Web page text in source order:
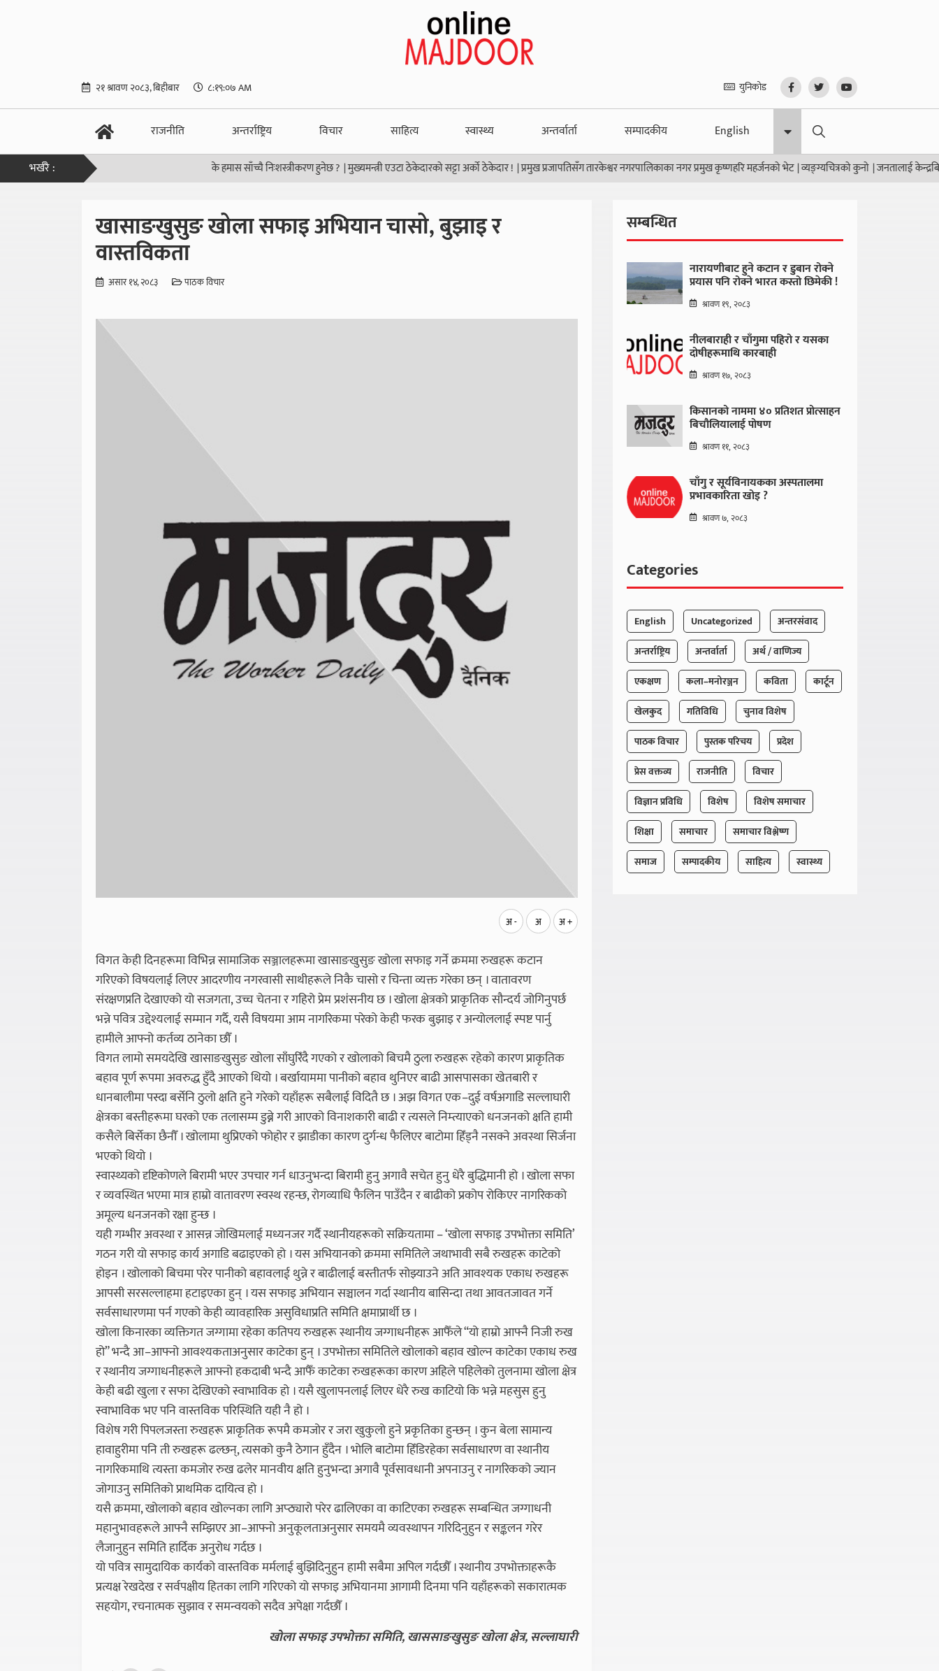
२१ श्रावण २०८३, बिहीबार ८:१९:०७ AM युनिकोड
राजनीति अन्तर्राष्ट्रिय विचार साहित्य स्वास्थ्य अन्तर्वार्ता सम्पादकीय
English
भर्खरै :
के हमास साँच्चै निःशस्त्रीकरण हुनेछ ? |मुख्यमन्त्री एउटा ठेकेदारको सट्टा अर्को ठेकेदार ! |प्रमुख प्रजापतिसँग तारकेश्वर नगरपालिकाका नगर प्रमुख कृष्णहरि महर्जनको भेट |व्यङ्ग्यचित्रको कुनो |जनतालाई केन्द्रबिन्दुमा
खासाङखुसुङ खोला सफाइ अभियान चासो, बुझाइ र
वास्तविकता
असार १४, २०८३ पाठक विचार
अ - अ अ +
विगत केही दिनहरूमा विभिन्न सामाजिक सञ्जालहरूमा खासाङखुसुङ खोला सफाइ गर्ने क्रममा रुखहरू कटान
गरिएको विषयलाई लिएर आदरणीय नगरवासी साथीहरूले निकै चासो र चिन्ता व्यक्त गरेका छन् । वातावरण
संरक्षणप्रति देखाएको यो सजगता, उच्च चेतना र गहिरो प्रेम प्रशंसनीय छ । खोला क्षेत्रको प्राकृतिक सौन्दर्य जोगिनुपर्छ
भन्ने पवित्र उद्देश्यलाई सम्मान गर्दै, यसै विषयमा आम नागरिकमा परेको केही फरक बुझाइ र अन्योललाई स्पष्ट पार्नु
हामीले आफ्नो कर्तव्य ठानेका छौँ ।
विगत लामो समयदेखि खासाङखुसुङ खोला साँघुरिँदै गएको र खोलाको बिचमै ठुला रुखहरू रहेको कारण प्राकृतिक
बहाव पूर्ण रूपमा अवरुद्ध हुँदै आएको थियो । बर्खायाममा पानीको बहाव थुनिएर बाढी आसपासका खेतबारी र
धानबालीमा पस्दा बर्सेनि ठुलो क्षति हुने गरेको यहाँहरू सबैलाई विदितै छ । अझ विगत एक–दुई वर्षअगाडि सल्लाघारी
क्षेत्रका बस्तीहरूमा घरको एक तलासम्म डुब्ने गरी आएको विनाशकारी बाढी र त्यसले निम्त्याएको धनजनको क्षति हामी
कसैले बिर्सेका छैनौँ । खोलामा थुप्रिएको फोहोर र झाडीका कारण दुर्गन्ध फैलिएर बाटोमा हिँड्नै नसक्ने अवस्था सिर्जना
भएको थियो ।
स्वास्थ्यको दृष्टिकोणले बिरामी भएर उपचार गर्न धाउनुभन्दा बिरामी हुनु अगावै सचेत हुनु धेरै बुद्धिमानी हो । खोला सफा
र व्यवस्थित भएमा मात्र हाम्रो वातावरण स्वस्थ रहन्छ, रोगव्याधि फैलिन पाउँदैन र बाढीको प्रकोप रोकिएर नागरिकको
अमूल्य धनजनको रक्षा हुन्छ ।
यही गम्भीर अवस्था र आसन्न जोखिमलाई मध्यनजर गर्दै स्थानीयहरूको सक्रियतामा – ‘खोला सफाइ उपभोक्ता समिति’
गठन गरी यो सफाइ कार्य अगाडि बढाइएको हो । यस अभियानको क्रममा समितिले जथाभावी सबै रुखहरू काटेको
होइन । खोलाको बिचमा परेर पानीको बहावलाई थुन्ने र बाढीलाई बस्तीतर्फ सोझ्याउने अति आवश्यक एकाध रुखहरू
आपसी सरसल्लाहमा हटाइएका हुन् । यस सफाइ अभियान सञ्चालन गर्दा स्थानीय बासिन्दा तथा आवतजावत गर्ने
सर्वसाधारणमा पर्न गएको केही व्यावहारिक असुविधाप्रति समिति क्षमाप्रार्थी छ ।
खोला किनारका व्यक्तिगत जग्गामा रहेका कतिपय रुखहरू स्थानीय जग्गाधनीहरू आफैँले “यो हाम्रो आफ्नै निजी रुख
हो” भन्दै आ–आफ्नो आवश्यकताअनुसार काटेका हुन् । उपभोक्ता समितिले खोलाको बहाव खोल्न काटेका एकाध रुख
र स्थानीय जग्गाधनीहरूले आफ्नो हकदाबी भन्दै आफैँ काटेका रुखहरूका कारण अहिले पहिलेको तुलनामा खोला क्षेत्र
केही बढी खुला र सफा देखिएको स्वाभाविक हो । यसै खुलापनलाई लिएर धेरै रुख काटियो कि भन्ने महसुस हुनु
स्वाभाविक भए पनि वास्तविक परिस्थिति यही नै हो ।
विशेष गरी पिपलजस्ता रुखहरू प्राकृतिक रूपमै कमजोर र जरा खुकुलो हुने प्रकृतिका हुन्छन् । कुन बेला सामान्य
हावाहुरीमा पनि ती रुखहरू ढल्छन्, त्यसको कुनै ठेगान हुँदैन । भोलि बाटोमा हिँडिरहेका सर्वसाधारण वा स्थानीय
नागरिकमाथि त्यस्ता कमजोर रुख ढलेर मानवीय क्षति हुनुभन्दा अगावै पूर्वसावधानी अपनाउनु र नागरिकको ज्यान
जोगाउनु समितिको प्राथमिक दायित्व हो ।
यसै क्रममा, खोलाको बहाव खोल्नका लागि अप्ठ्यारो परेर ढालिएका वा काटिएका रुखहरू सम्बन्धित जग्गाधनी
महानुभावहरूले आफ्नै सम्झिएर आ–आफ्नो अनुकूलताअनुसार समयमै व्यवस्थापन गरिदिनुहुन र सङ्कलन गरेर
लैजानुहुन समिति हार्दिक अनुरोध गर्दछ ।
यो पवित्र सामुदायिक कार्यको वास्तविक मर्मलाई बुझिदिनुहुन हामी सबैमा अपिल गर्दछौँ । स्थानीय उपभोक्ताहरूकै
प्रत्यक्ष रेखदेख र सर्वपक्षीय हितका लागि गरिएको यो सफाइ अभियानमा आगामी दिनमा पनि यहाँहरूको सकारात्मक
सहयोग, रचनात्मक सुझाव र समन्वयको सदैव अपेक्षा गर्दछौँ ।
खोला सफाइ उपभोक्ता समिति, खाससाङखुसुङ खोला क्षेत्र, सल्लाघारी
सम्बन्धित
नारायणीबाट हुने कटान र डुबान रोक्ने
प्रयास पनि रोक्ने भारत कस्तो छिमेकी !
श्रावण १९, २०८३
नीलबाराही र चाँगुमा पहिरो र यसका
दोषीहरूमाथि कारबाही
श्रावण १७, २०८३
किसानको नाममा ४० प्रतिशत प्रोत्साहन
बिचौलियालाई पोषण
श्रावण ११, २०८३
चाँगु र सूर्यविनायकका अस्पतालमा
प्रभावकारिता खोइ ?
श्रावण ७, २०८३
Categories
English Uncategorized
अन्तरसंवाद
अन्तर्राष्ट्रिय
अन्तर्वार्ता
अर्थ / वाणिज्य
एकक्षण
कला–मनोरञ्जन कविता
कार्टून
खेलकुद
गतिविधि
चुनाव विशेष
पाठक विचार
पुस्तक परिचय
प्रदेश
प्रेस वक्तव्य
राजनीति
विचार
विज्ञान प्रविधि
विशेष
विशेष समाचार
शिक्षा
समाचार
समाचार विश्लेष्ण
समाज
सम्पादकीय साहित्य स्वास्थ्य